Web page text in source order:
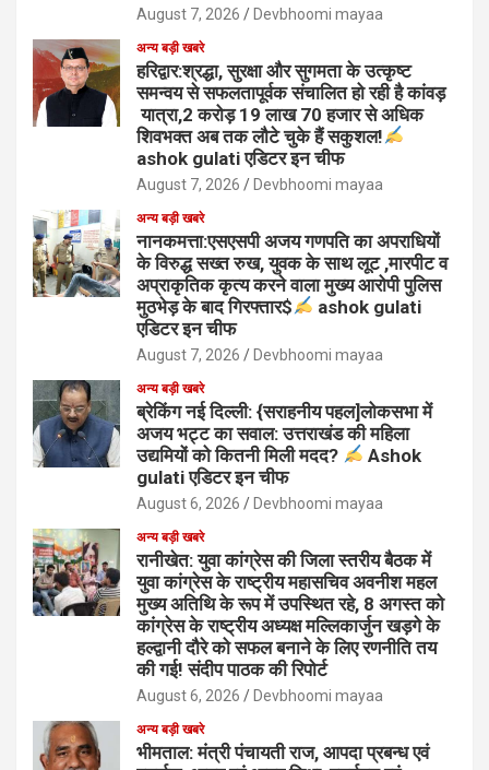
August 7, 2026 Devbhoomi mayaa
अन्य बड़ी खबरे
हरिद्वार:श्रद्धा, सुरक्षा और सुगमता के उत्कृष्ट
समन्वय से सफलतापूर्वक संचालित हो रही है कांवड़
यात्रा,2 करोड़ 19 लाख 70 हजार से अधिक
शिवभक्त अब तक लौटे चुके हैं सकुशल!
ashok gulati एडिटर इन चीफ
August 7, 2026 Devbhoomi mayaa
अन्य बड़ी खबरे
नानकमत्ता:एसएसपी अजय गणपति का अपराधियों
के विरुद्ध सख्त रुख, युवक के साथ लूट ,मारपीट व
अप्राकृतिक कृत्य करने वाला मुख्य आरोपी पुलिस
मुठभेड़ के बाद गिरफ्तार$
ashok gulati
एडिटर इन चीफ
August 7, 2026 Devbhoomi mayaa
अन्य बड़ी खबरे
ब्रेकिंग नई दिल्ली: {सराहनीय पहल]लोकसभा में
अजय भट्ट का सवाल: उत्तराखंड की महिला
उद्यमियों को कितनी मिली मदद?
Ashok
gulati एडिटर इन चीफ
August 6, 2026 Devbhoomi mayaa
अन्य बड़ी खबरे
रानीखेत: युवा कांग्रेस की जिला स्तरीय बैठक में
युवा कांग्रेस के राष्ट्रीय महासचिव अवनीश महल
मुख्य अतिथि के रूप में उपस्थित रहे, 8 अगस्त को
कांग्रेस के राष्ट्रीय अध्यक्ष मल्लिकार्जुन खड़गे के
हल्द्वानी दौरे को सफल बनाने के लिए रणनीति तय
की गई! संदीप पाठक की रिपोर्ट
August 6, 2026 Devbhoomi mayaa
अन्य बड़ी खबरे
भीमताल: मंत्री पंचायती राज, आपदा प्रबन्ध एवं